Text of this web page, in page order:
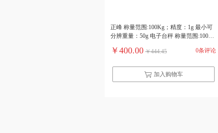
正峰 称量范围:100Kg；精度：1g 最小可
分辨重量：50g 电子台秤 称量范围:100K
￥400.00 ￥444.45 0条评论
加入购物车